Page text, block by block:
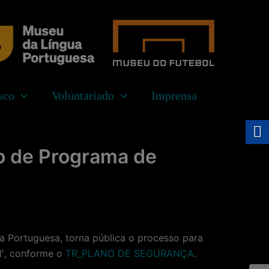
Voluntariado Imprensa
de Programa de
Portuguesa, torna pública o processo para
conforme o TR_PLANO DE SEGURANÇA.